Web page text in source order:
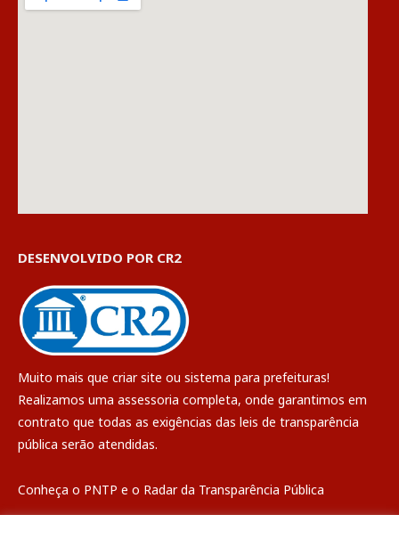
DESENVOLVIDO POR CR2
Muito mais que criar site ou sistema para prefeituras!
Realizamos uma assessoria completa, onde garantimos em
contrato que todas as exigências das leis de transparência
pública serão atendidas.
Conheça o PNTP e o Radar da Transparência Pública